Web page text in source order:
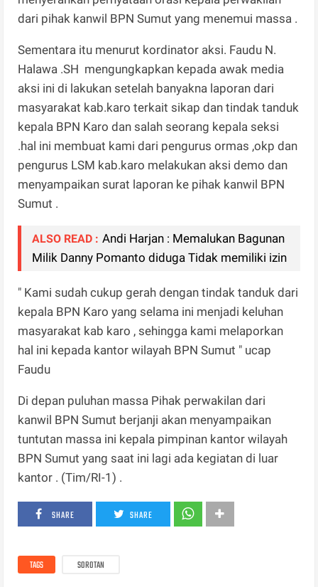
dari pihak kanwil BPN Sumut yang menemui massa .
Sementara itu menurut kordinator aksi. Faudu N.
Halawa .SH mengungkapkan kepada awak media
aksi ini di lakukan setelah banyakna laporan dari
masyarakat kab.karo terkait sikap dan tindak tanduk
kepala BPN Karo dan salah seorang kepala seksi
.hal ini membuat kami dari pengurus ormas ,okp dan
pengurus LSM kab.karo melakukan aksi demo dan
menyampaikan surat laporan ke pihak kanwil BPN
Sumut .
ALSO READ : Andi Harjan : Memalukan Bagunan
Milik Danny Pomanto diduga Tidak memiliki izin
" Kami sudah cukup gerah dengan tindak tanduk dari
kepala BPN Karo yang selama ini menjadi keluhan
masyarakat kab karo , sehingga kami melaporkan
hal ini kepada kantor wilayah BPN Sumut " ucap
Faudu
Di depan puluhan massa Pihak perwakilan dari
kanwil BPN Sumut berjanji akan menyampaikan
tuntutan massa ini kepala pimpinan kantor wilayah
BPN Sumut yang saat ini lagi ada kegiatan di luar
kantor . (Tim/RI-1) .
SHARE SHARE
TAGS SOROTAN